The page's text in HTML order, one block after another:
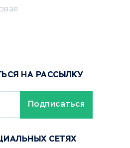
НА РАССЫЛКУ
СЕТЯХ